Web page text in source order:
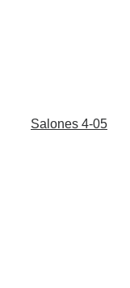
Salones 4-05